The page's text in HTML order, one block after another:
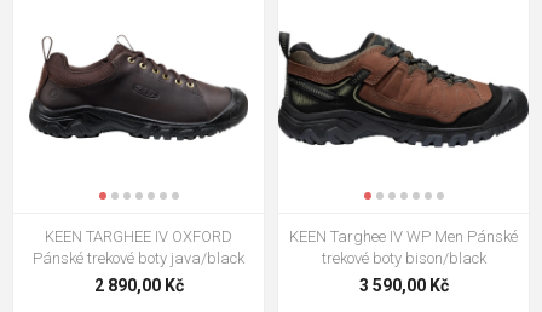
KEEN TARGHEE IV OXFORD
Pánské trekové boty java/black
2 890,00 Kč
KEEN Targhee IV WP Men Pánské
trekové boty bison/black
3 590,00 Kč